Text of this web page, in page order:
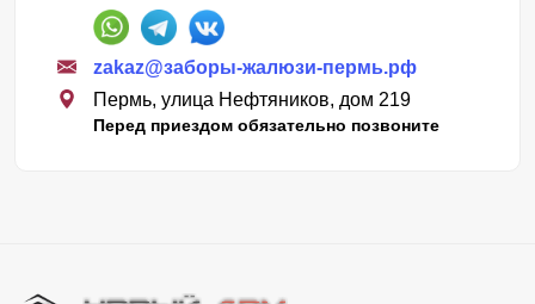
zakaz@заборы-жалюзи-пермь.рф
Пермь, улица Нефтяников, дом 219
Перед приездом обязательно позвоните